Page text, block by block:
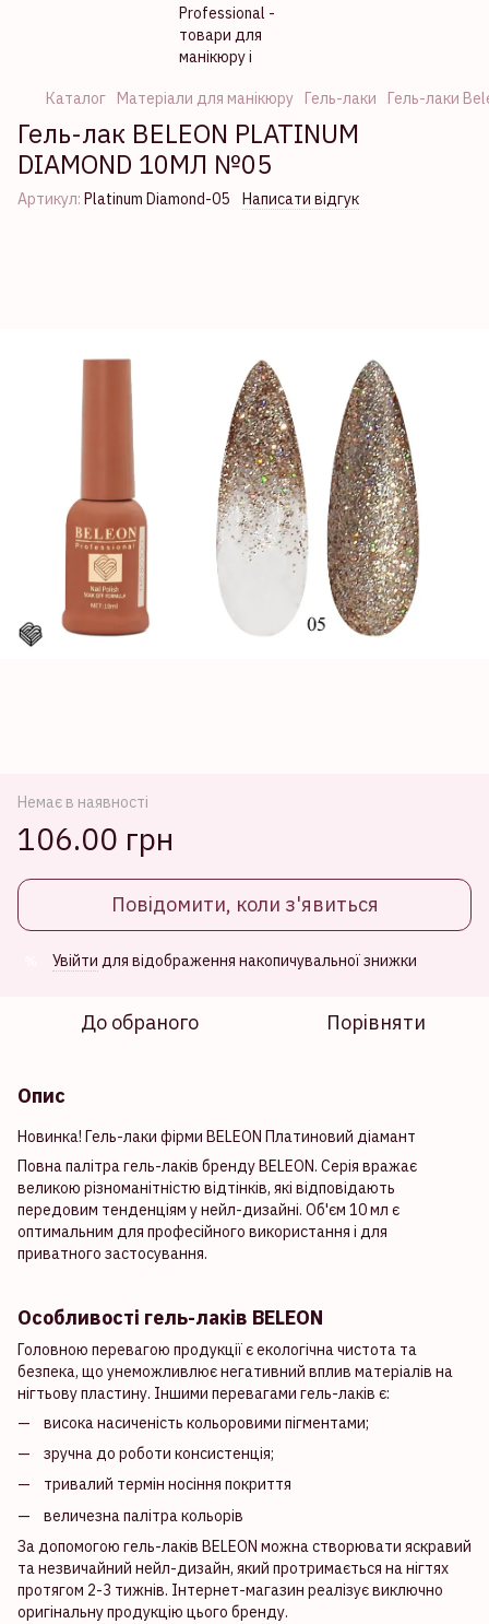
Каталог Матеріали для манікюру Гель-лаки Гель-лаки
Гель-лак BELEON PLATINUM
DIAMOND 10МЛ №05
Артикул: Platinum Diamond-05 Написати відгук
Немає в наявності
106.00 грн
Повідомити, коли з'явиться
Увійти для відображення накопичувальної знижки
До обраного Порівняти
Опис
Новинка! Гель-лаки фірми BELEON Платиновий діамант
Повна палітра гель-лаків бренду BELEON. Серія вражає
великою різноманітністю відтінків, які відповідають
передовим тенденціям у нейл-дизайні. Об'єм 10 мл є
оптимальним для професійного використання і для
приватного застосування.
Особливості гель-лаків BELEON
Головною перевагою продукції є екологічна чистота та
безпека, що унеможливлює негативний вплив матеріалів на
нігтьову пластину. Іншими перевагами гель-лаків є:
висока насиченість кольоровими пігментами;
зручна до роботи консистенція;
тривалий термін носіння покриття
величезна палітра кольорів
За допомогою гель-лаків BELEON можна створювати яскравий
та незвичайний нейл-дизайн, який протримається на нігтях
протягом 2-3 тижнів. Інтернет-магазин реалізує виключно
оригінальну продукцію цього бренду.